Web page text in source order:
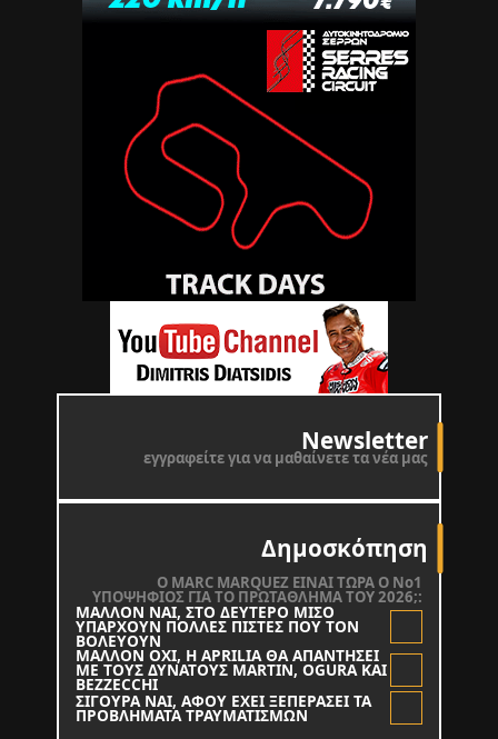
Newsletter
εγγραφείτε για να μαθαίνετε τα νέα μας
Δημοσκόπηση
O MARC MARQUEZ ΕΙΝΑΙ ΤΩΡΑ Ο Νο1
ΥΠΟΨΗΦΙΟΣ ΓΙΑ ΤΟ ΠΡΩΤΑΘΛΗΜΑ ΤΟΥ 2026;:
ΜΑΛΛΟΝ ΝΑΙ, ΣΤΟ ΔΕΥΤΕΡΟ ΜΙΣΟ
ΥΠΑΡΧΟΥΝ ΠΟΛΛΕΣ ΠΙΣΤΕΣ ΠΟΥ ΤΟΝ
ΒΟΛΕΥΟΥΝ
ΜΑΛΛΟΝ ΟΧΙ, Η APRILIA ΘΑ ΑΠΑΝΤΗΣΕΙ
ΜΕ ΤΟΥΣ ΔΥΝΑΤΟΥΣ MARTIN, OGURA KAI
BEZZECCHI
ΣΙΓΟΥΡΑ ΝΑΙ, ΑΦΟΥ ΕΧΕΙ ΞΕΠΕΡΑΣΕΙ ΤΑ
ΠΡΟΒΛΗΜΑΤΑ ΤΡΑΥΜΑΤΙΣΜΩΝ